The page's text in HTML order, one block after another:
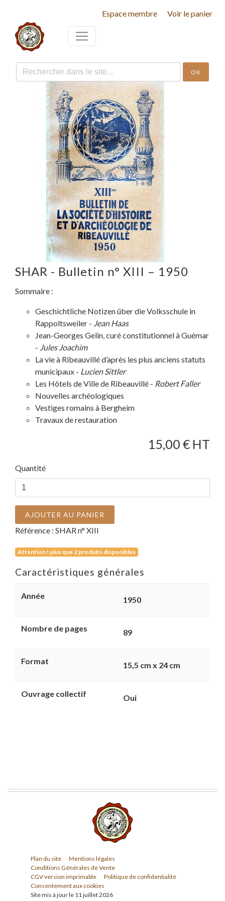
Espace membre Voir le panier
OK
SHAR - Bulletin n° XIII – 1950
Sommaire :
Geschichtliche Notizen über die Volksschule in
Rappoltsweiler - Jean Haas
Jean-Georges Gelin, curé constitutionnel à Guémar
- Jules Joachim
La vie à Ribeauvillé d’après les plus anciens statuts
municipaux - Lucien Sittler
Les Hôtels de Ville de Ribeauvillé - Robert Faller
Nouvelles archéologiques
Vestiges romains à Bergheim
Travaux de restauration
15,00 € HT
Quantité
AJOUTER AU PANIER
Référence : SHAR n° XIII
Attention ! plus que 2 produits disponibles
Caractéristiques générales
Année 1950
Nombre de pages 89
Format 15,5 cm x 24 cm
Ouvrage collectif Oui
Plan du site
Mentions légales
Conditions Générales de Vente
CGV version imprimable
Politique de confidentialité
Consentement aux cookies
Site mis à jour le 11 juillet 2026